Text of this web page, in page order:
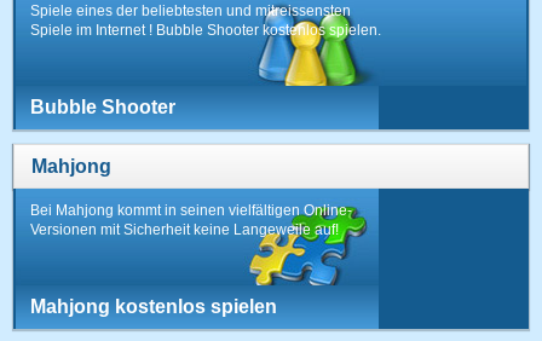
Spiele eines der beliebtesten und mitreissensten
Spiele im Internet ! Bubble Shooter kostenlos spielen.
Bubble Shooter
Mahjong
Bei Mahjong kommt in seinen vielfältigen Online-
Versionen mit Sicherheit keine Langeweile auf!
Mahjong kostenlos spielen